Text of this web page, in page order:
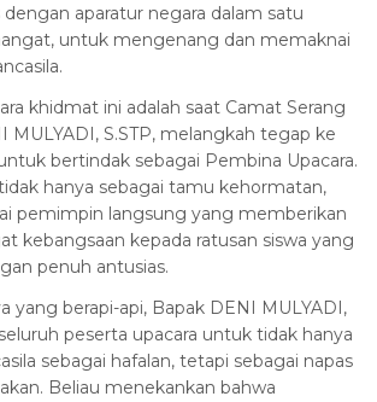
aparatur negara dalam satu
untuk mengenang dan memaknai
khidmat ini adalah saat Camat Serang
MULYADI, S.STP, melangkah tegap ke
bertindak sebagai Pembina Upacara.
hanya sebagai tamu kehormatan,
pemimpin langsung yang memberikan
kebangsaan kepada ratusan siswa yang
penuh antusias.
yang berapi-api, Bapak DENI MULYADI,
peserta upacara untuk tidak hanya
sebagai hafalan, tetapi sebagai napas
Beliau menekankan bahwa